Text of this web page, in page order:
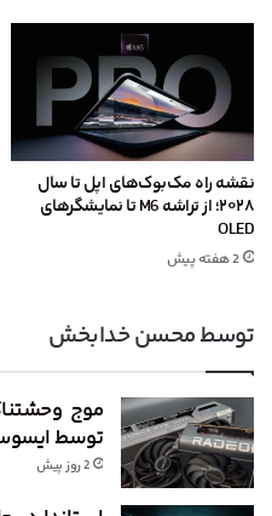
نقشه راه مک‌بوک‌های اپل تا سال
۲۰۲۸؛ از تراشه M6 تا نمایشگرهای
OLED
2 هفته پیش
توسط محسن خدابخش
موج
توسط
2 روز پیش